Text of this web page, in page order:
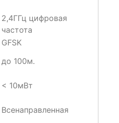
2,4ГГц цифровая
частота
GFSK
до 100м.
< 10мВт
Всенаправленная